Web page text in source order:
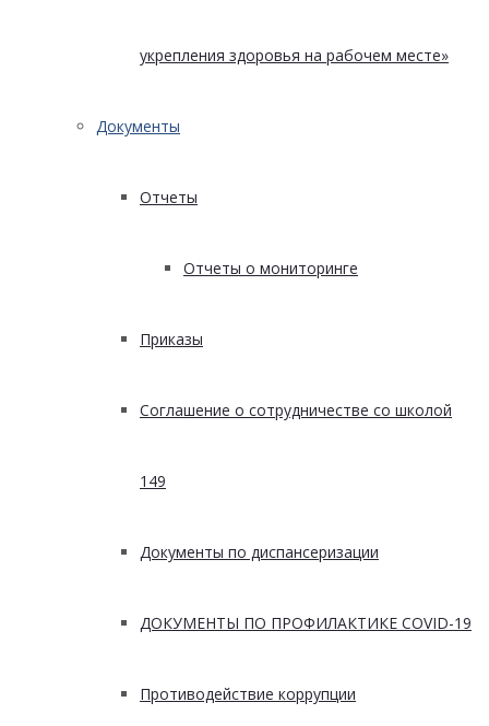
укрепления здоровья на рабочем месте»
Документы
Отчеты
Отчеты о мониторинге
Приказы
Соглашение о сотрудничестве со школой
149
Документы по диспансеризации
ДОКУМЕНТЫ ПО ПРОФИЛАКТИКЕ COVID-19
Противодействие коррупции